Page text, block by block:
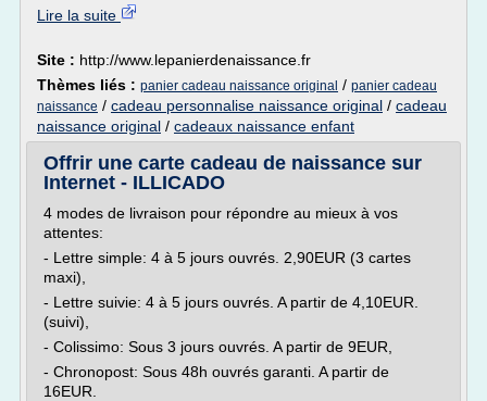
Lire la suite
Site : http://www.lepanierdenaissance.fr
Thèmes liés : panier cadeau naissance original / panier cadeau
naissance / cadeau personnalise naissance original / cadeau
naissance original / cadeaux naissance enfant
Offrir une carte cadeau de naissance sur
Internet - ILLICADO
4 modes de livraison pour répondre au mieux à vos
attentes:
- Lettre simple: 4 à 5 jours ouvrés. 2,90EUR (3 cartes
maxi),
- Lettre suivie: 4 à 5 jours ouvrés. A partir de 4,10EUR.
(suivi),
- Colissimo: Sous 3 jours ouvrés. A partir de 9EUR,
- Chronopost: Sous 48h ouvrés garanti. A partir de
16EUR.